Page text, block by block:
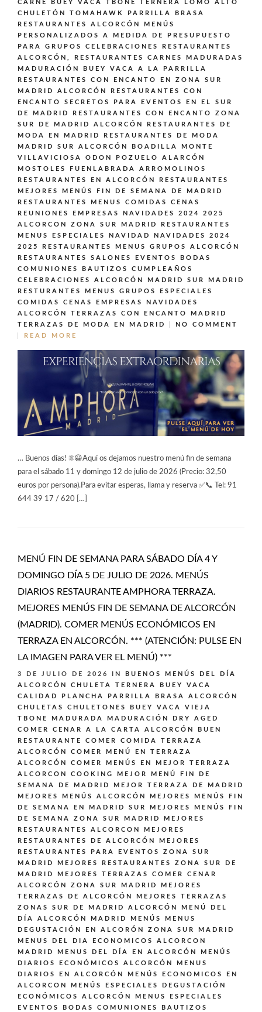
CARNE BUEY VACA TBONE TERNERA LOMO ALTO
CHULETÓN TOMAHAWK PARRILLA BRASA
RESTAURANTES ALCORCÓN MENÚS
PERSONALIZADOS A MEDIDA DE PRESUPUESTO
PARA GRUPOS CELEBRACIONES
RESTAURANTES
ALCORCÓN,
RESTAURANTES CARNES MADURADAS
MADURACIÓN BUEY VACA A LA PARRILLA
RESTAURANTES CON ENCANTO EN ZONA SUR
MADRID ALCORCÓN
RESTAURANTES CON
ENCANTO SECRETOS PARA EVENTOS EN EL SUR
DE MADRID
RESTAURANTES CON ENCANTO ZONA
SUR DE MADRID ALCORCÓN
RESTAURANTES DE
MODA EN MADRID
RESTAURANTES DE MODA
MADRID SUR ALCORCÓN BOADILLA MONTE
VILLAVICIOSA ODON POZUELO ALARCÓN
MOSTOLES FUENLABRADA ARROMOLINOS
RESTAURANTES EN ALCORCÓN
RESTAURANTES
MEJORES MENÚS FIN DE SEMANA DE MADRID
RESTAURANTES MENUS COMIDAS CENAS
REUNIONES EMPRESAS NAVIDADES 2024 2025
ALCORCON ZONA SUR MADRID
RESTAURANTES
MENUS ESPECIALES NAVIDAD NAVIDADES 2024
2025
RESTAURANTES MENUS GRUPOS ALCORCÓN
RESTAURANTES SALONES EVENTOS BODAS
COMUNIONES BAUTIZOS CUMPLEAÑOS
CELEBRACIONES ALCORCÓN MADRID SUR MADRID
RESTURANTES MENUS GRUPOS ESPECIALES
COMIDAS CENAS EMPRESAS NAVIDADES
ALCORCÓN
TERRAZAS CON ENCANTO MADRID
TERRAZAS DE MODA EN MADRID
NO COMMENT
READ MORE
… Buenos días! ☀️😀Aquí os dejamos nuestro menú fin de semana
para el sábado 11 y domingo 12 de julio de 2026 (Precio: 32,50
euros por persona).Para evitar esperas, llama y reserva ✅📞 Tel: 91
644 39 17 / 620 […]
MENÚ FIN DE SEMANA PARA SÁBADO DÍA 4 Y
DOMINGO DÍA 5 DE JULIO DE 2026. MENÚS
DIARIOS RESTAURANTE AMPHORA TERRAZA.
MEJORES MENÚS FIN DE SEMANA DE ALCORCÓN
(MADRID). COMER MENÚS ECONÓMICOS EN
TERRAZA EN ALCORCÓN. *** (ATENCIÓN: PULSE EN
LA IMAGEN PARA VER EL MENÚ) ***
3 DE JULIO DE 2026 IN
BUENOS MENÚS DEL DÍA
ALCORCÓN
CHULETA TERNERA BUEY VACA
CALIDAD PLANCHA PARRILLA BRASA ALCORCÓN
CHULETAS CHULETONES BUEY VACA VIEJA
TBONE MADURADA MADURACIÓN DRY AGED
COMER CENAR A LA CARTA ALCORCÓN BUEN
RESTAURANTE
COMER COMIDA TERRAZA
ALCORCÓN
COMER MENÚ EN TERRAZA
ALCORCÓN
COMER MENÚS EN MEJOR TERRAZA
ALCORCON
COOKING
MEJOR MENÚ FIN DE
SEMANA DE MADRID
MEJOR TERRAZA DE MADRID
MEJORES MENÚS ALCORCÓN
MEJORES MENÚS FIN
DE SEMANA EN MADRID SUR
MEJORES MENÚS FIN
DE SEMANA ZONA SUR MADRID
MEJORES
RESTAURANTES ALCORCON
MEJORES
RESTAURANTES DE ALCORCÓN
MEJORES
RESTAURANTES PARA EVENTOS ZONA SUR
MADRID
MEJORES RESTAURANTES ZONA SUR DE
MADRID
MEJORES TERRAZAS COMER CENAR
ALCORCÓN ZONA SUR MADRID
MEJORES
TERRAZAS DE ALCORCÓN
MEJORES TERRAZAS
ZONAS SUR DE MADRID ALCORCÓN
MENÚ DEL
DÍA ALCORCÓN MADRID
MENÚS
MENUS
DEGUSTACIÓN EN ALCORÓN ZONA SUR MADRID
MENUS DEL DIA ECONOMICOS ALCORCON
MADRID
MENUS DEL DÍA EN ALCORCÓN
MENÚS
DIARIOS ECONÓMICOS ALCORCÓN
MENUS
DIARIOS EN ALCORCÓN
MENÚS ECONOMICOS EN
ALCORCON
MENÚS ESPECIALES DEGUSTACIÓN
ECONÓMICOS ALCORCÓN
MENUS ESPECIALES
EVENTOS BODAS COMUNIONES BAUTIZOS